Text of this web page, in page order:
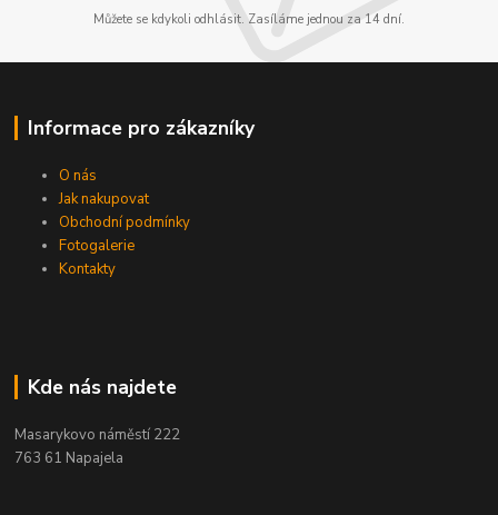
Můžete se kdykoli odhlásit. Zasíláme jednou za 14 dní.
Informace pro zákazníky
O nás
Jak nakupovat
Obchodní podmínky
Fotogalerie
Kontakty
Kde nás najdete
Masarykovo náměstí 222
763 61 Napajela